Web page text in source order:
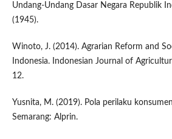
Undang-Undang Dasar Negara Republik
(1945).
Winoto, J. (2014). Agrarian Reform and
Indonesia. Indonesian Journal of
12.
Yusnita, M. (2019). Pola perilaku
Semarang: Alprin.